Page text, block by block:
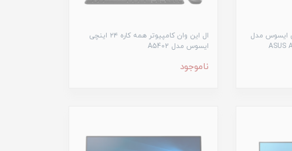
کاره ۲4 اینچی ایسوس مدل
ASUS
ال این وان کامپیوتر همه کاره ۲۴ اینچی
ایسوس مدل A5402
ناموجود